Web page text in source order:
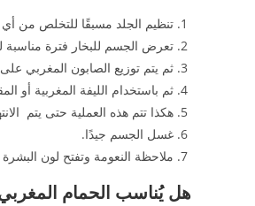
تنظيم الجلد مسبقًا للتخلص من
تعرض الجسم للبخار فترة مناسبة
ثم يتم توزيع الصابون المغربي
ثم باستخدام الليفة المغربية أو
هكذا تتم هذه العملية حتى يتم
غسل الجسم جيدًا.
ملاحظة النعومة وتفتح لون
هل يُناسب الحمام